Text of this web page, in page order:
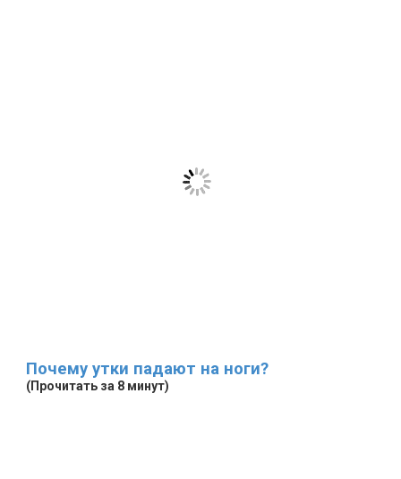
Почему утки падают на ноги?
(Прочитать за 8 минут)